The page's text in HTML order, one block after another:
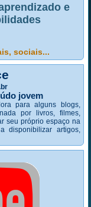
e
sociais...
jovem
para alguns blogs,
por livros, filmes,
seu próprio espaço na
disponibilizar artigos,